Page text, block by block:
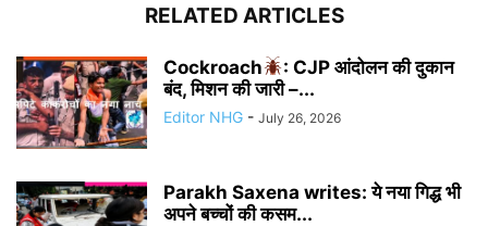
RELATED ARTICLES
Cockroach
: CJP आंदोलन की दुकान
बंद, मिशन की जारी –...
Editor NHG - July 26, 2026
Parakh Saxena writes: ये नया गिद्ध भी
अपने बच्चों की कसम...